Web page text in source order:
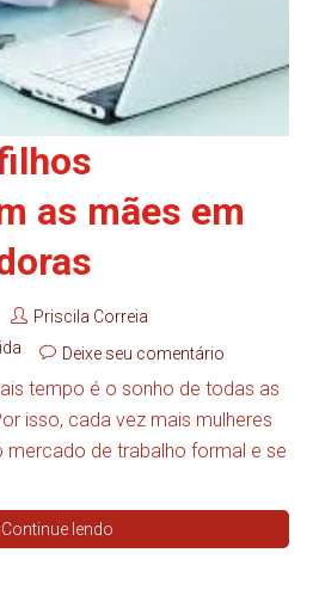
as mães em
Priscila Correia
Deixe seu comentário
tempo é o sonho de todas as
isso, cada vez mais mulheres
de trabalho formal e se
Continue lendo